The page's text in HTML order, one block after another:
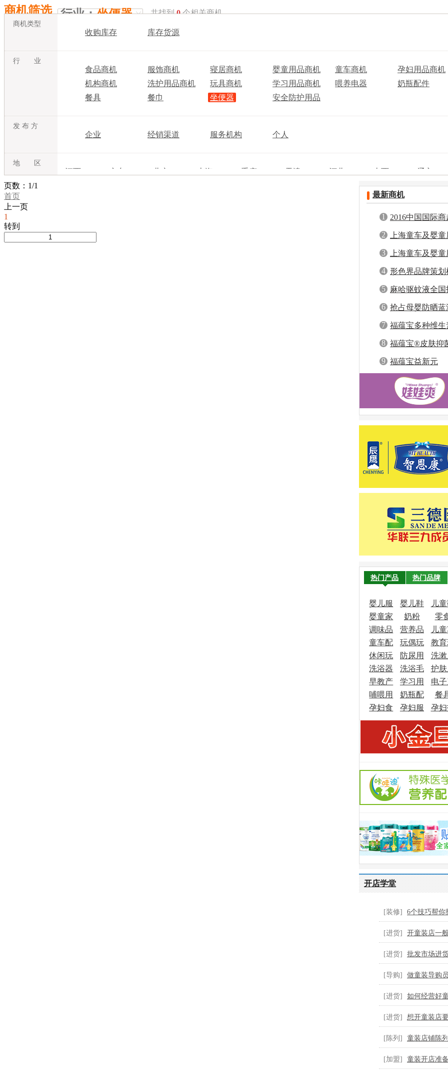
商机筛选 行业：坐便器 共找到0个相关商机
商机类型
收购库存 库存货源
行 业
食品商机 服饰商机 寝居商机 婴童用品商机 童车商机
孕妇用品商机
机构商机
洗护用品商机 玩具商机 学习用品商机 喂养电器
奶瓶配件
餐具
餐巾 坐便器 安全防护用品
发 布 方
企业 经销渠道 服务机构 个人
地 区
江西 广东 北京 上海 重庆 天津 河北 山西
辽宁
山东
河南
西藏
页数：1/1
首页
上一页
1
转到
最新商机
1
2016中国国际
用品采购交易会
2 上海童车及婴
3 上海童车及婴
4 形色界品牌策
商
5 麻哈驱蚊液全
品，稳赚一夏！
6 抢占母婴防晒
晒霜全国招商，
7 福蕴宝多种维
8 福蕴宝®皮肤抑
9 福蕴宝益新元
热门产品 热门品牌
婴儿服
饰
婴儿鞋
袜
儿
婴童家
具
奶粉
零
调味品
营养品
儿
童车配
件
玩偶玩
具
教
具
休闲玩
具
防尿用
品
洗
品
洗浴器
皿
洗浴毛
巾
护
品
早教产
品
学习用
品
电
品
哺喂用
品
奶瓶配
件
餐
孕妇食
品
孕妇服
饰
孕
理
开店学堂
[装修] 6个技巧帮你
童...
[进货] 开童装店一
装...
[进货] 批发市场进
[导购] 做童装导购
童...
[进货] 如何经营好
货...
[进货] 想开童装店
货...
[陈列] 童装店铺陈
好...
[加盟] 童装开店准